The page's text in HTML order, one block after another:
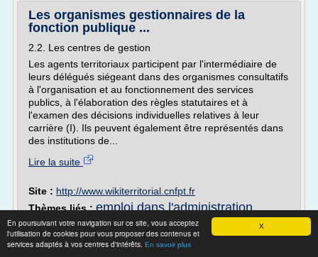
X
En poursuivant votre navigation sur ce site, vous acceptez
l'utilisation de cookies pour vous proposer des contenus et
services adaptés à vos centres d'intérêts. En savoir plus
Les organismes gestionnaires de la
fonction publique ...
2.2. Les centres de gestion
Les agents territoriaux participent par l'intermédiaire de
leurs délégués siégeant dans des organismes consultatifs
à l'organisation et au fonctionnement des services
publics, à l'élaboration des règles statutaires et à
l'examen des décisions individuelles relatives à leur
carrière (I). Ils peuvent également être représentés dans
des institutions de...
Lire la suite
Site : http://www.wikiterritorial.cnfpt.fr
Thèmes liés :emploi dans l'administration
territoriale/arrete demission fonction publique territoriale
arrete mutation fonction publique territoriale/
arrete titularisation
fonction publique territoriale/ arrete fonction publique